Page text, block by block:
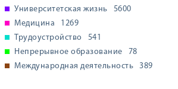
Университетская жизнь
5600
Медицина
1269
Трудоустройство
541
Непрерывное образование
78
Международная деятельность
389